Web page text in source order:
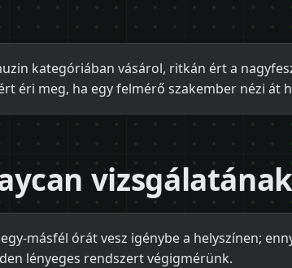
kategóriában vásárol, ritkán ért a
éri meg, ha egy felmérő szakember nézi át
másfél órát vesz igénybe a helyszínen;
lényeges rendszert végigmérünk.